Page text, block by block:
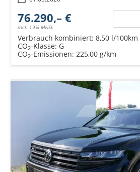
76.290,– €
incl. 19% MwSt.
Verbrauch kombiniert: 8,50 l/100km
CO2-Klasse: G
CO2-Emissionen: 225,00 g/km